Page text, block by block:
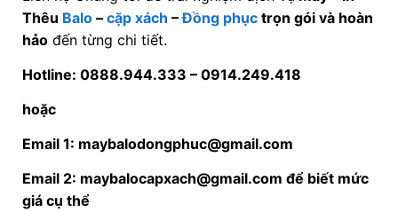
Email 2: maybalocapxach@gmail.com để biết mức
giá cụ thể